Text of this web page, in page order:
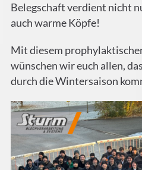
Belegschaft verdient nicht
auch warme Köpfe!
Mit diesem
wünschen wir euch allen,
durch die Wintersaison